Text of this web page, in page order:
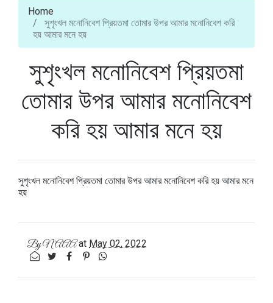
Home
সুশৃংখল মনোনিবেশ প্রিয়তমা তোমার উপর আমার মনোনিবেশ করি
হয় আমার মনে হয়
সুশৃংখল মনোনিবেশ প্রিয়তমা
তোমার উপর আমার মনোনিবেশ
করি হয় আমার মনে হয়
সুশৃংখল মনোনিবেশ প্রিয়তমা তোমার উপর আমার মনোনিবেশ করি হয় আমার মনে
হয়
ByNAAAat May 02, 2022